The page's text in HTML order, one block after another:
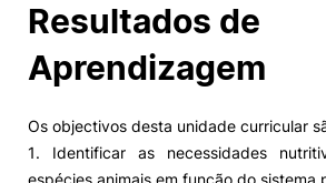
Resultados de
Aprendizagem
Os objectivos desta unidade curricular
1. Identificar as necessidades
espécies animais em função do sistema